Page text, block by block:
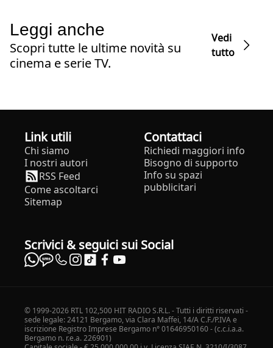
Leggi anche
Scopri tutte le ultime novità su
cinema e serie TV.
Vedi
tutto
Link utili
Chi siamo
I nostri autori
RSS Feed
Come ascoltarci
Sitemap
Contattaci
Richiedi maggiori info
Bisogno di supporto
Info su spazi
pubblicitari
Scrivici & seguici sui Social
© 1999-2026 RTL 102,500 HIT RADIO S.R.L. - Tutti i diritti riservati -
sede legale: 24121 Bergamo, via Clara Maffei, 14/A C.F./P.IVA e
iscrizione Registro Imprese Bergamo n° 01646950160 - (c.c.i.a.a.
Bergamo n. r.e.a. 226901)